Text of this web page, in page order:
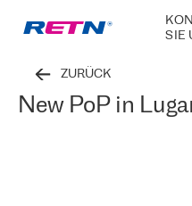
SIE
ZURÜCK
New PoP in